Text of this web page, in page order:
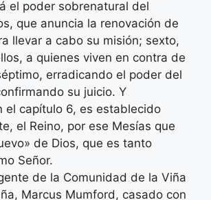
el poder sobrenatural del
que anuncia la renovación de
llevar a cabo su misión; sexto,
a quienes viven en contra de
erradicando el poder del
su juicio. Y
el capítulo 6, es establecido
el Reino, por ese Mesías que
de Dios, que es tanto
Señor.
de la Comunidad de la Viña
Marcus Mumford, casado con